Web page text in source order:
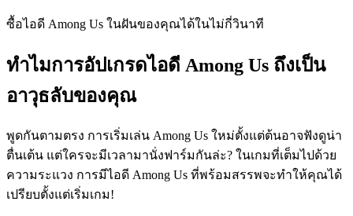
ซื้อไอดี Among Us ในฝันของคุณได้ในไม่กี่วินาที
ทำไมการอัปเกรดไอดี Among Us ถึงเป็น
อาวุธลับของคุณ
พูดกันตามตรง การเริ่มเล่น Among Us ใหม่ตั้งแต่ต้นอาจฟังดูน่า
ตื่นเต้น แต่ใครจะมีเวลามานั่งฟาร์มกันล่ะ? ในเกมที่เต็มไปด้วย
ความระแวง การมีไอดี Among Us ที่พร้อมสรรพจะทำให้คุณได้
เปรียบตั้งแต่เริ่มเกม!